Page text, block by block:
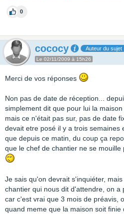
0
cococy Auteur du sujet
Le 02/11/2009 à 15h26
Merci de vos réponses
Non pas de date de réception...
simplement dit que pour lui la
mais ce n'était pas sur, pas de date
devait etre posé il y a trois semaines
que depuis ce matin, du coup ça
que le chef de chantier ne se
Je sais qu'on devrait s'inquiéter,
chantier qui nous dit d'attendre, on a
car c'est vrai que 3 mois de préavis,
quand meme que la maison soit